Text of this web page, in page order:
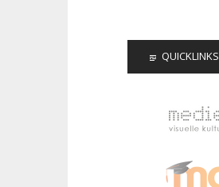
QUICKLINKS